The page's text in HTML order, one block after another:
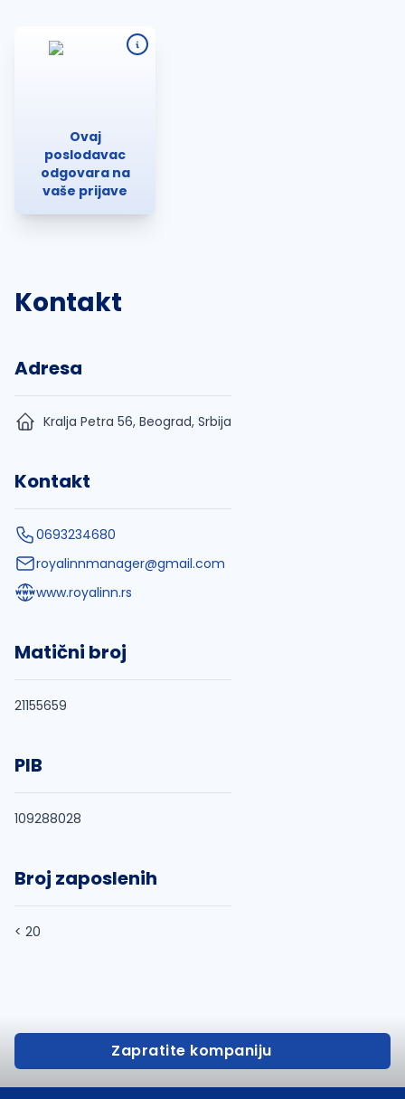
Ovaj
poslodavac
odgovara na
vaše prijave
Kontakt
Adresa
Kralja Petra 56, Beograd, Srbija
Kontakt
0693234680
royalinnmanager@gmail.com
www.royalinn.rs
Matični broj
21155659
PIB
109288028
Broj zaposlenih
< 20
Zapratite kompaniju